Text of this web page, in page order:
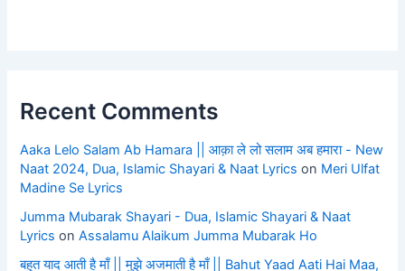
Recent Comments
Aaka Lelo Salam Ab Hamara || आक़ा ले लो सलाम अब हमारा - New
Naat 2024, Dua, Islamic Shayari & Naat Lyrics on Meri Ulfat
Madine Se Lyrics
Jumma Mubarak Shayari - Dua, Islamic Shayari & Naat
Lyrics onAssalamu Alaikum Jumma Mubarak Ho
बहुत याद आती है माँ || मुझे अजमाती है माँ || Bahut Yaad Aati Hai Maa,